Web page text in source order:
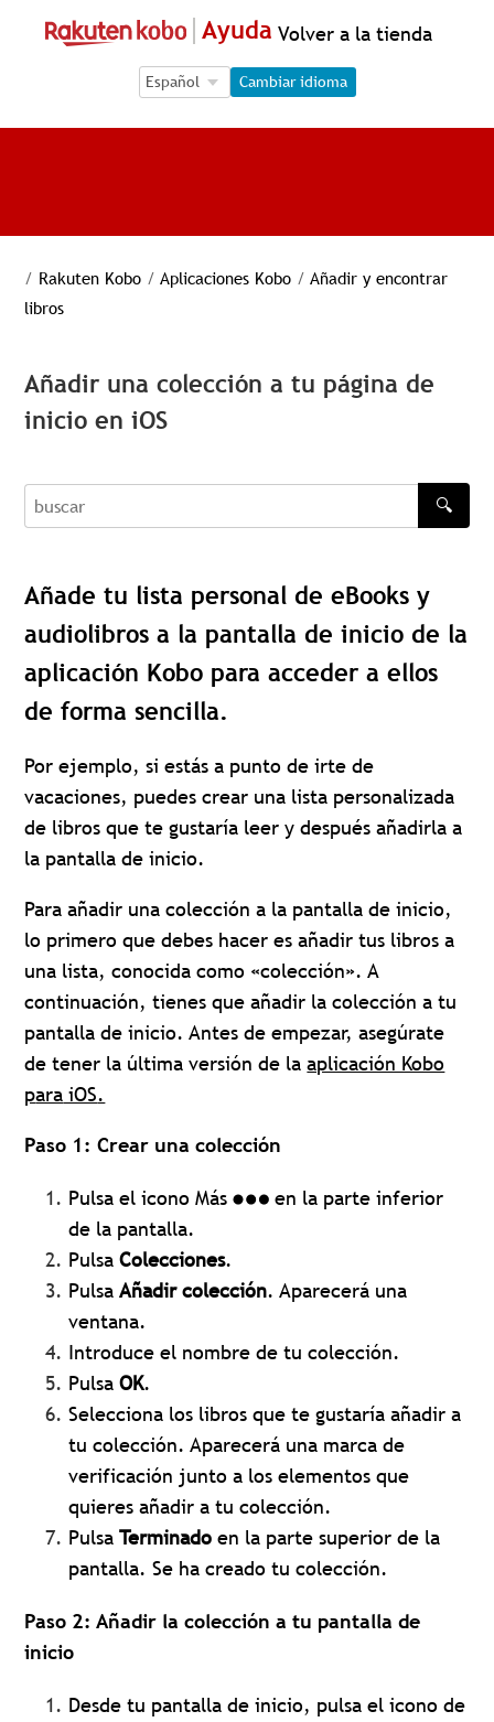
Ayuda Volver a la tienda
Language Selection
Language Selection
Cambiar idioma
/ Rakuten Kobo / Aplicaciones Kobo / Añadir y encontrar
libros
Añadir una colección a tu página de
inicio en iOS
buscar
🔍
Añade tu lista personal de eBooks y
audiolibros a la pantalla de inicio de la
aplicación Kobo para acceder a ellos
de forma sencilla.
Por ejemplo, si estás a punto de irte de
vacaciones, puedes crear una lista personalizada
de libros que te gustaría leer y después añadirla a
la pantalla de inicio.
Para añadir una colección a la pantalla de inicio,
lo primero que debes hacer es añadir tus libros a
una lista, conocida como «colección». A
continuación, tienes que añadir la colección a tu
pantalla de inicio. Antes de empezar, asegúrate
de tener la última versión de laaplicación Kobo
para iOS.
Paso 1: Crear una colección
Pulsa el icono Más
en la parte inferior
de la pantalla.
PulsaColecciones.
PulsaAñadir colección. Aparecerá una
ventana.
Introduce el nombre de tu colección.
PulsaOK.
Selecciona los libros que te gustaría añadir a
tu colección. Aparecerá una marca de
verificación junto a los elementos que
quieres añadir a tu colección.
PulsaTerminado en la parte superior de la
pantalla. Se ha creado tu colección.
Paso 2: Añadir la colección a tu pantalla de
inicio
Desde tu pantalla de inicio, pulsa el icono de